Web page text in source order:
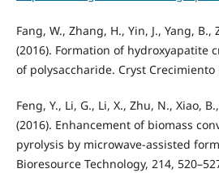
Fang, W., Zhang, H., Yin, J., Yang, B.,
(2016). Formation of hydroxyapatite
of polysaccharide. Cryst Crecimiento
Feng, Y., Li, G., Li, X., Zhu, N., Xiao,
(2016). Enhancement of biomass
pyrolysis by microwave-assisted
Bioresource Technology, 214,